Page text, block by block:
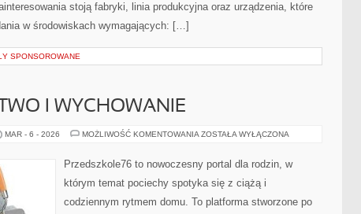
stoją fabryki, linia produkcyjna oraz urządzenia, które
w środowiskach wymagających: […]
SPONSOROWANE
I WYCHOWANIE
MAR - 6 - 2026 MOŻLIWOŚĆ KOMENTOWANIA RODZICIELSTWO
ZOSTAŁA WYŁĄCZONA
Przedszkole76 to nowoczesny portal dla rodzin, w
którym temat pociechy spotyka się z ciążą i
codziennym rytmem domu. To platforma stworzone po